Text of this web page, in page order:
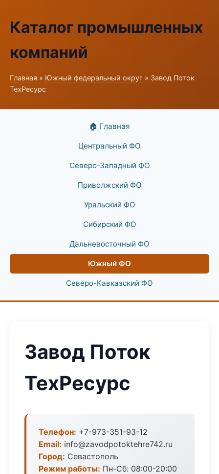
Каталог промышленных
компаний
Главная » Южный федеральный округ » Завод Поток
ТехРесурс
🏠 Главная
Центральный ФО
Северо-Западный ФО
Приволжский ФО
Уральский ФО
Сибирский ФО
Дальневосточный ФО
Южный ФО
Северо-Кавказский ФО
Завод Поток
ТехРесурс
Телефон: +7-973-351-93-12
Email: info@zavodpotoktehre742.ru
Город: Севастополь
Режим работы: Пн-Сб: 08:00-20:00